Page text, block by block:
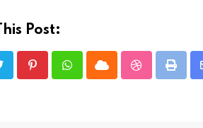
Post:
PinterestWhatsappCloud StumbleUpon
Print